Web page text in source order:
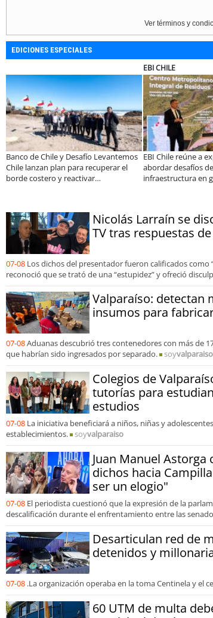
Ver términos y
EDICIONES ESPECIALES
y Desafío Levantemos
para recuperar el
y reactivar
EBI Chile reúne a expertos para
abordar desafíos de inversión e
infraestructura en gestión circular
Nicolás Larraín se
TV tras respuestas de
07-08 Los dichos del presentador fueron calificados como
reconoció que se trató de una “estupidez” y ofreció
Valparaíso: detectan
insumos para
07-08Aduanas descubrió tres contenedores con más de
que habrían sido ingresados por separado.
soyvalparaiso
Colegios de
tutorías para
estudios
07-08 La iniciativa beneficiará a niños, niñas y
establecimientos.
soyvalparaiso
Juan Manuel
dichos hacia
ser un elogio"
07-08 El periodista cuestionó que la expresión de la
descalificación durante el enfrentamiento entre las
Desarticulan red de
detenidos y
07-08 .La organización operaba en la toma Centinela y el
60 UTM de multa